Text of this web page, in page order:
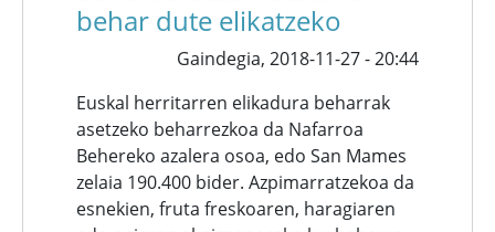
behar dute elikatzeko
Gaindegia, 2018-11-27 - 20:44
Euskal herritarren elikadura beharrak
asetzeko beharrezkoa da Nafarroa
Behereko azalera osoa, edo San Mames
zelaia 190.400 bider. Azpimarratzekoa da
esnekien, fruta freskoaren, haragiaren